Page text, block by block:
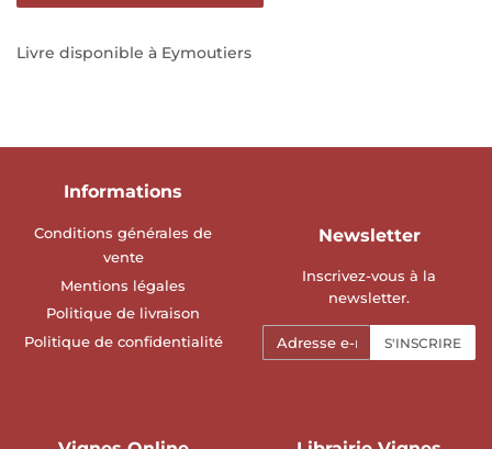
Livre disponible à Eymoutiers
Informations
Conditions générales de
vente
Mentions légales
Politique de livraison
Politique de confidentialité
Newsletter
Inscrivez-vous à la
newsletter.
mails
S'INSCRIRE